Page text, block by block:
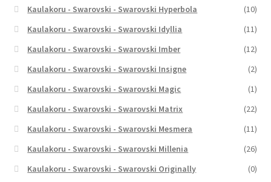
Kaulakoru - Swarovski - Swarovski Hyperbola
(10)
Kaulakoru - Swarovski - Swarovski Idyllia
(11)
Kaulakoru - Swarovski - Swarovski Imber
(12)
Kaulakoru - Swarovski - Swarovski Insigne
(2)
Kaulakoru - Swarovski - Swarovski Magic
(1)
Kaulakoru - Swarovski - Swarovski Matrix
(22)
Kaulakoru - Swarovski - Swarovski Mesmera
(11)
Kaulakoru - Swarovski - Swarovski Millenia
(26)
Kaulakoru - Swarovski - Swarovski Originally
(0)